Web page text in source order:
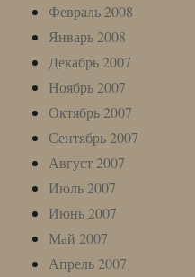
Февраль 2008
Январь 2008
Декабрь 2007
Ноябрь 2007
Октябрь 2007
Сентябрь 2007
Август 2007
Июль 2007
Июнь 2007
Май 2007
Апрель 2007